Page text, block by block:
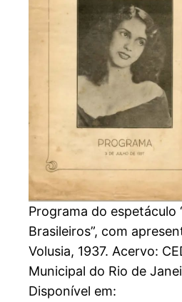
Programa do espetáculo
Brasileiros”, com
Volusia, 1937. Acervo:
Municipal do Rio de
Disponível em: